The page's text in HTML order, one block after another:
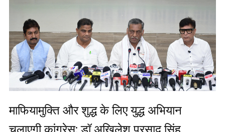
माफियामुक्ति और शुद्ध के लिए युद्ध अभियान